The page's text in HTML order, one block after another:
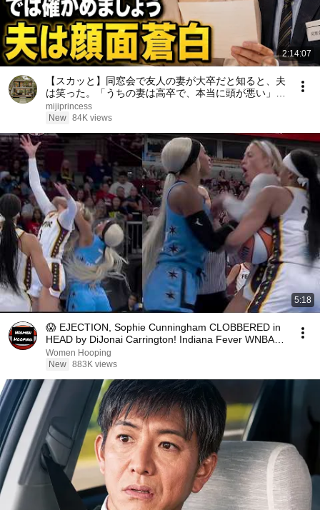
2:14:07
【スカッと】同窓会で友人の妻が大卒だと知ると、夫
は笑った。「うちの妻は高卒で、本当に頭が悪い」私
は微笑んだ。「では、どちらが愚かか確かめましょ
う」――数分後、夫は顔面蒼白になった……。
mijiprincess
New 84K views
5:18
😱 EJECTION, Sophie Cunningham CLOBBERED in
HEAD by DiJonai Carrington! Indiana Fever WNBA
basketball
Women Hooping
New 883K views